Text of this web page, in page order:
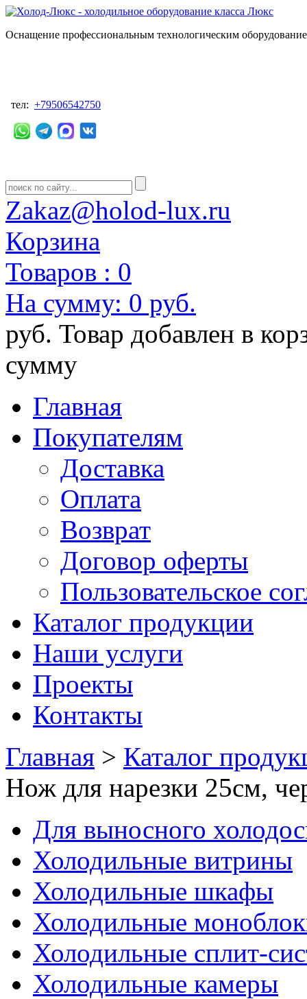
Оснащение профессиональным технологическим
тел: +79506542750
Zakaz@holod-lux.ru
Корзина
Товаров : 0
На сумму: 0 руб.
руб. Товар добавлен в
сумму
Главная
Покупателям
Доставка
Оплата
Возврат
Договор оферты
Пользовательское
Каталог продукции
Наши услуги
Проекты
Контакты
Главная > Каталог
Нож для нарезки 25см,
Для выносного
Холодильные витрины
Холодильные шкафы
Холодильные
Холодильные сплит-
Холодильные камеры